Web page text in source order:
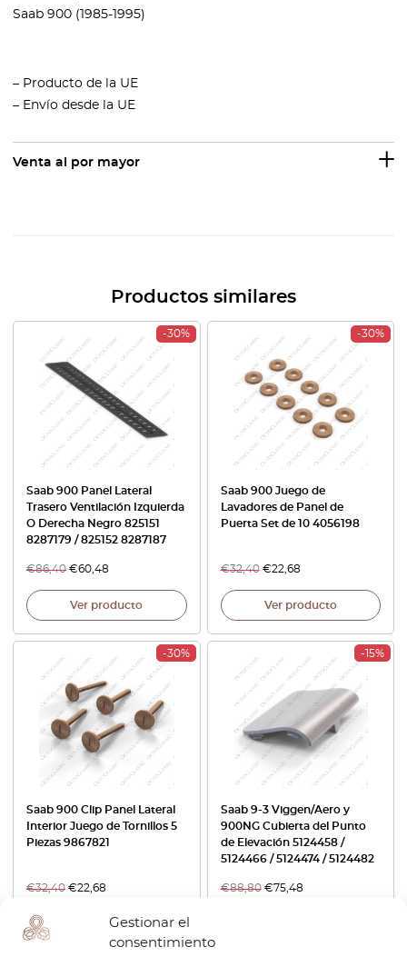
Gestionar el
consentimiento
Saab 900 (1985-1995)
– Producto de la UE
– Envío desde la UE
Venta al por mayor
Productos similares
-30%
Saab 900 Panel Lateral
Trasero Ventilación Izquierda
O Derecha Negro 825151
8287179 / 825152 8287187
€86,40 €60,48
Ver producto
-30%
Saab 900 Juego de
Lavadores de Panel de
Puerta Set de 10 4056198
€32,40 €22,68
Ver producto
-30%
Saab 900 Clip Panel Lateral
Interior Juego de Tornillos 5
Piezas 9867821
€32,40 €22,68
Ver producto
-15%
Saab 9-3 Viggen/Aero y
900NG Cubierta del Punto
de Elevación 5124458 /
5124466 / 5124474 / 5124482
€88,80 €75,48